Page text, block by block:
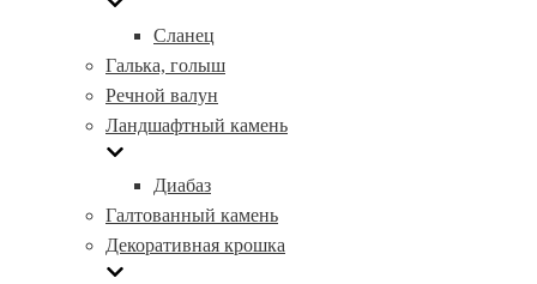
Сланец
Галька, голыш
Речной валун
Ландшафтный камень
Диабаз
Галтованный камень
Декоративная крошка